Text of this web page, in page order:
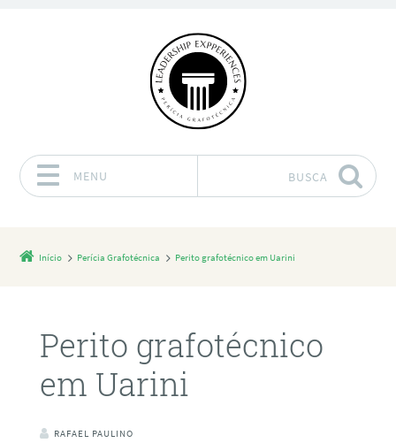
MENU BUSCA
Início Perícia Grafotécnica Perito grafotécnico em Uarini
Perito grafotécnico
em Uarini
RAFAEL PAULINO